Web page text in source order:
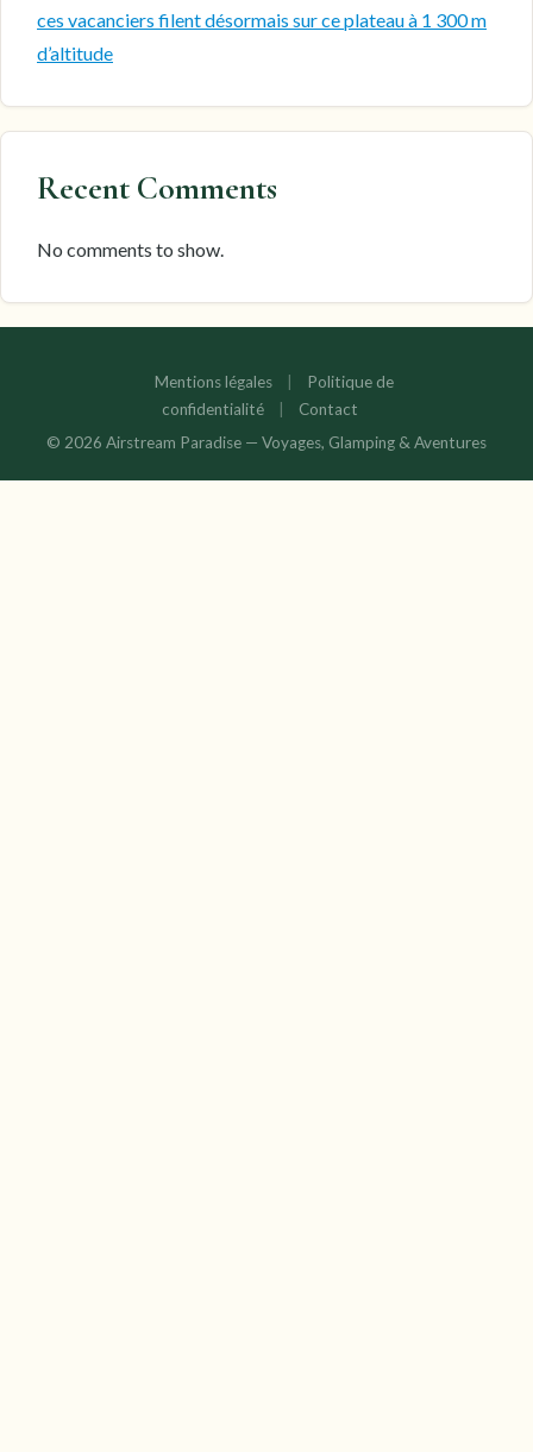
ces vacanciers filent désormais sur ce plateau à 1 300 m
d’altitude
Recent Comments
No comments to show.
Mentions légales
Politique de
confidentialité
Contact
© 2026 Airstream Paradise — Voyages, Glamping & Aventures